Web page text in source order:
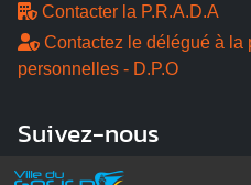
Contacter la P.R.A.D.A
Contactez le délégué à la
personnelles - D.P.O
Suivez-nous